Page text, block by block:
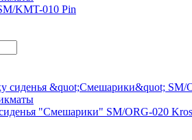
KMT-010 Pin
"Смешарики" SM/ORG-020